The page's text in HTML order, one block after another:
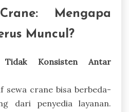
Mengapa
Muncul?
Konsisten Antar
sewa crane bisa berbeda-
dari penyedia layanan.